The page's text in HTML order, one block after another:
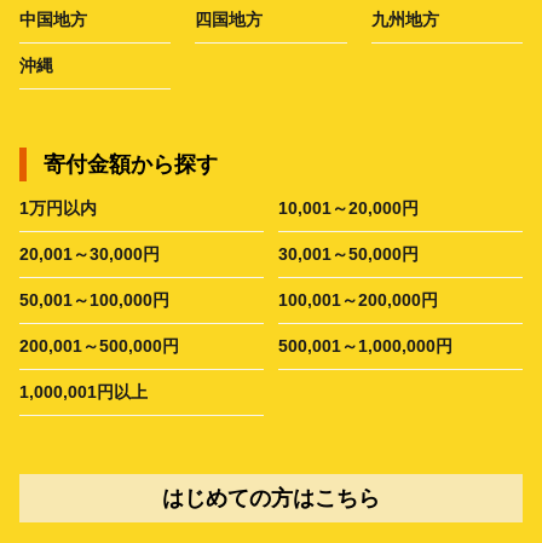
中国地方 四国地方 九州地方
沖縄
寄付金額から探す
1万円以内 10,001～20,000円
20,001～30,000円 30,001～50,000円
50,001～100,000円 100,001～200,000円
200,001～500,000円 500,001～1,000,000円
1,000,001円以上
はじめての方はこちら